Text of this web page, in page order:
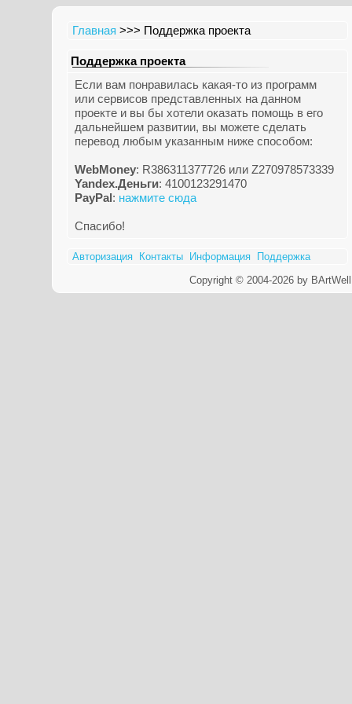
Главная >>> Поддержка проекта
Поддержка проекта
Если вам понравилась какая-то из программ
или сервисов представленных на данном
проекте и вы бы хотели оказать помощь в его
дальнейшем развитии, вы можете сделать
перевод любым указанным ниже способом:
WebMoney: R386311377726 или Z270978573339
Yandex.Деньги: 4100123291470
PayPal: нажмите сюда
Спасибо!
Авторизация Контакты Информация
Поддержка
Copyright © 2004-2026 by BArtWell